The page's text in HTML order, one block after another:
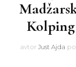
avtor Just Ajda